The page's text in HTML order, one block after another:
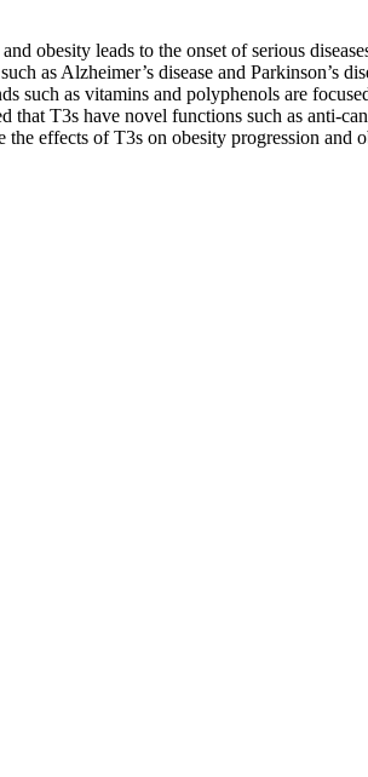
obesity leads to the onset of serious
as Alzheimer’s disease and
such as vitamins and polyphenols are
T3s have novel functions such as anti-
effects of T3s on obesity progression and